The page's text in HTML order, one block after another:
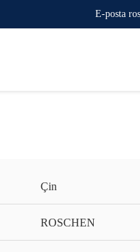
E-posta
Çin
ROSCHEN